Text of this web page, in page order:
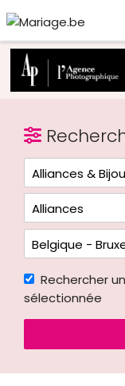
Rechercher
sélectionnée